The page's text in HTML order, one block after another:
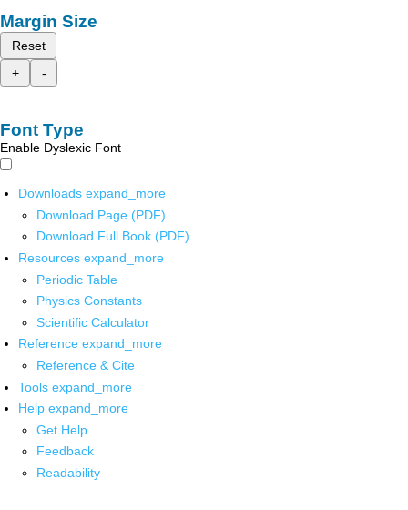
Margin Size
Reset
+
-
Font Type
Enable Dyslexic Font
Downloads expand_more
Download Page (PDF)
Download Full Book (PDF)
Resources expand_more
Periodic Table
Physics Constants
Scientific Calculator
Reference expand_more
Reference & Cite
Tools expand_more
Help expand_more
Get Help
Feedback
Readability